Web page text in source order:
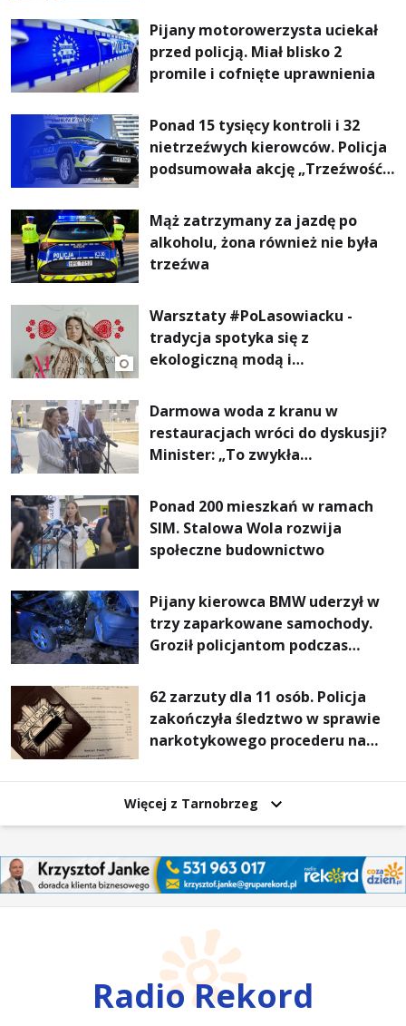
rachunki za energię, lepszy
komfort życia i... czystsze
powietrze
Pijany motorowerzysta uciekał
przed policją. Miał blisko 2
promile i cofnięte uprawnienia
Ponad 15 tysięcy kontroli i 32
nietrzeźwych kierowców. Policja
podsumowała akcję „Trzeźwość”
Mąż zatrzymany za jazdę po
alkoholu, żona również nie była
trzeźwa
Warsztaty #PoLasowiacku -
tradycja spotyka się z
ekologiczną modą i
Darmowa woda z kranu w
restauracjach wróci do dyskusji?
Minister: „To zwykła
Ponad 200 mieszkań w ramach
SIM. Stalowa Wola rozwija
społeczne budownictwo
Pijany kierowca BMW uderzył w
trzy zaparkowane samochody.
Groził policjantom podczas
62 zarzuty dla 11 osób. Policja
zakończyła śledztwo w sprawie
narkotykowego procederu na
Więcej z Tarnobrzeg
Radio Rekord